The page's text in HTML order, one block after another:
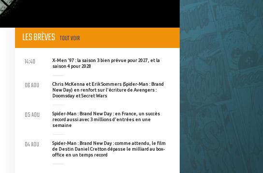
LES BRÈVES TOUT VOIR
X-Men '97 : la saison 3 bien prévue pour 2027, et la
saison 4 pour 2028
14:40
Chris McKenna et Erik Sommers (Spider-Man : Brand
New Day) en renfort sur l'écriture de Avengers :
Doomsday et Secret Wars
06 AOU
Spider-Man : Brand New Day : en France, un succès
record aussi avec 3 millions d'entrées en une
semaine
05 AOU
Spider-Man : Brand New Day : comme attendu, le film
de Destin Daniel Cretton dépasse le milliard au box-
office en un temps record
04 AOU